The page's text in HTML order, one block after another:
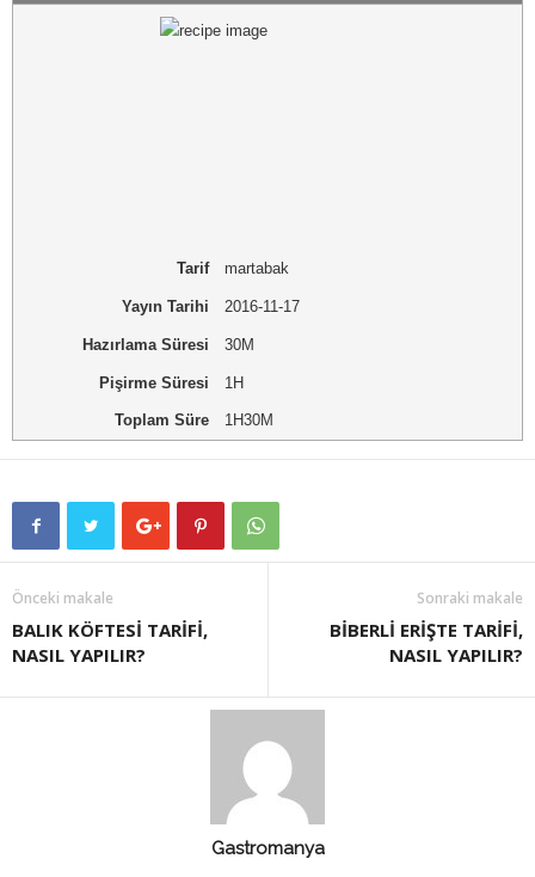
Tarif martabak
Yayın Tarihi 2016-11-17
Hazırlama Süresi 30M
Pişirme Süresi 1H
Toplam Süre 1H30M
Önceki makale
BALIK KÖFTESİ TARİFİ,
NASIL YAPILIR?
Sonraki makale
BİBERLİ ERİŞTE TARİFİ,
NASIL YAPILIR?
Gastromanya